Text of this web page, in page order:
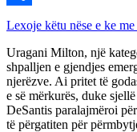
Share
Lexoje këtu nëse e ke me
Uragani Milton, një
shpalljen e gjendjes
njerëzve. Ai pritet të
e së mërkurës, duke
DeSantis paralajmëroi
të përgatiten për